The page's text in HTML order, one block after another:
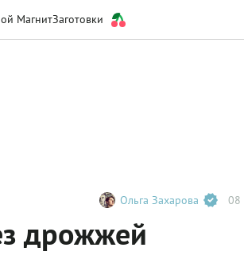
МагнитЗаготовки
Ольга Захарова 08
дрожжей